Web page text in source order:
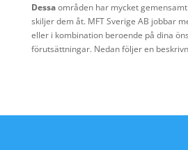
Dessaområden har mycket
skiljer dem åt. MFT Sverige AB jobbar
eller i kombination beroende på dina
förutsättningar. Nedan följer en